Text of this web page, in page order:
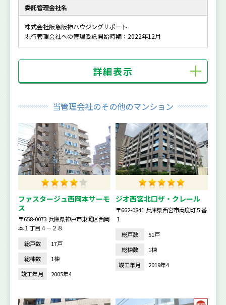
委託管理会社名
株式会社阪急阪神ハウジングサポート
現行管理会社への管理委託開始時期：2022年12月
詳細表示
当管理会社のその他のマンション
ファスタージュ西岡本サーモ
ス
〒658-0073 兵庫県神戸市東灘区西岡
本１丁目４－２８
総戸数
17戸
総棟数
1棟
竣工年月
2005年4
ジオ西宮北口ザ・クレール
〒662-0841 兵庫県西宮市両度町５番
１
総戸数
51戸
総棟数
1棟
竣工年月
2019年4